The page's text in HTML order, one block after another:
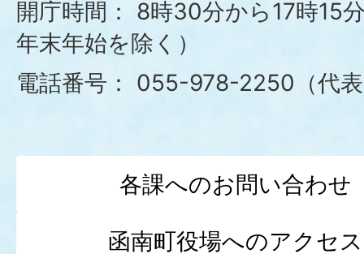
場
開庁時間：
8時30分から17時15
年末年始を除く）
電話番号：
055-978-2250（代
各課へのお問い合わせ
函南町役場へのアクセス